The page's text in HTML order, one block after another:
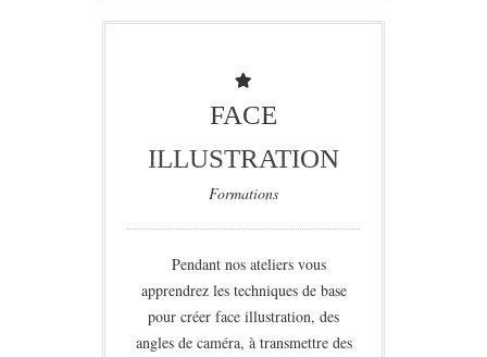
FACE
ILLUSTRATION
Formations
Pendant nos ateliers vous
apprendrez les techniques de base
pour créer face illustration, des
angles de caméra, à transmettre des